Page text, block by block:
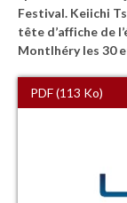
Festival. Keiichi
tête d’affiche de
Montlhéry les 30
PDF (113 Ko)